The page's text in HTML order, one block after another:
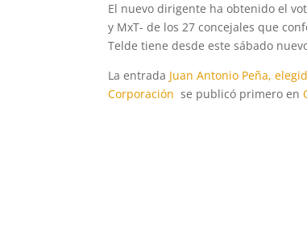
El nuevo dirigente ha obtenido el
y MxT- de los 27 concejales que
Telde tiene desde este sábado
La entrada Juan Antonio Peña,
Corporación se publicó primero en